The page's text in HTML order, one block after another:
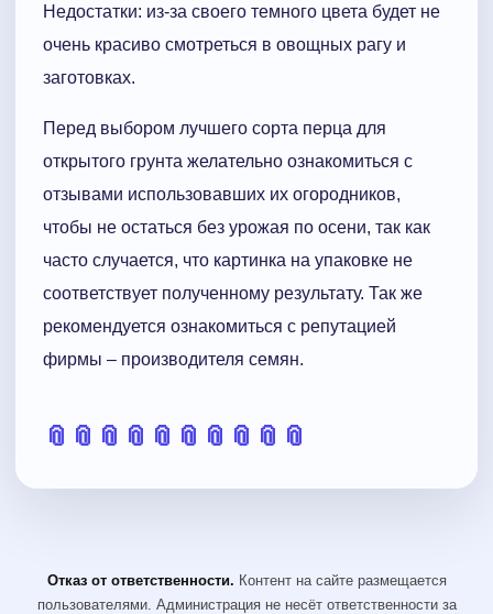
Недостатки: из-за своего темного цвета будет не
очень красиво смотреться в овощных рагу и
заготовках.
Перед выбором лучшего сорта перца для
открытого грунта желательно ознакомиться с
отзывами использовавших их огородников,
чтобы не остаться без урожая по осени, так как
часто случается, что картинка на упаковке не
соответствует полученному результату. Так же
рекомендуется ознакомиться с репутацией
фирмы – производителя семян.
📎 📎 📎 📎 📎 📎 📎 📎 📎 📎
Отказ от ответственности. Контент на сайте размещается
пользователями. Администрация не несёт ответственности за